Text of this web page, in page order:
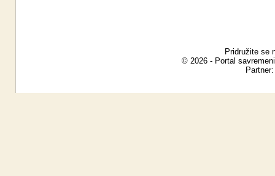
Pridružite se
© 2026 - Portal